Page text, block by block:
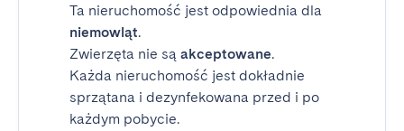
Ta nieruchomość jest odpowiednia dla
niemowląt.
Zwierzęta nie są akceptowane.
Każda nieruchomość jest dokładnie
sprzątana i dezynfekowana przed i po
każdym pobycie.